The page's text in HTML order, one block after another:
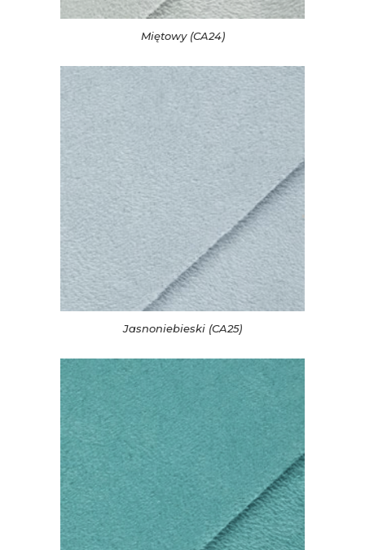
Miętowy (CA24)
Jasnoniebieski (CA25)